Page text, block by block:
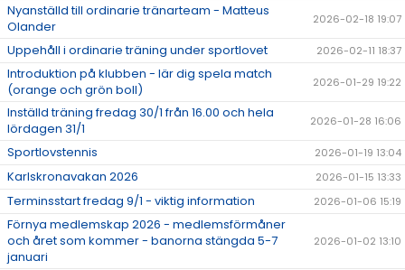
Nyanställd till ordinarie tränarteam - Matteus
Olander
2026-02-18 19:07
Uppehåll i ordinarie träning under sportlovet 2026-02-11 18:37
Introduktion på klubben - lär dig spela match
(orange och grön boll)
2026-01-29 19:22
Inställd träning fredag 30/1 från 16.00 och hela
lördagen 31/1
2026-01-28 16:06
Sportlovstennis 2026-01-19 13:04
Karlskronavakan 2026 2026-01-15 13:33
Terminsstart fredag 9/1 - viktig information 2026-01-06 15:19
Förnya medlemskap 2026 - medlemsförmåner
och året som kommer - banorna stängda 5-7
januari
2026-01-02 13:10